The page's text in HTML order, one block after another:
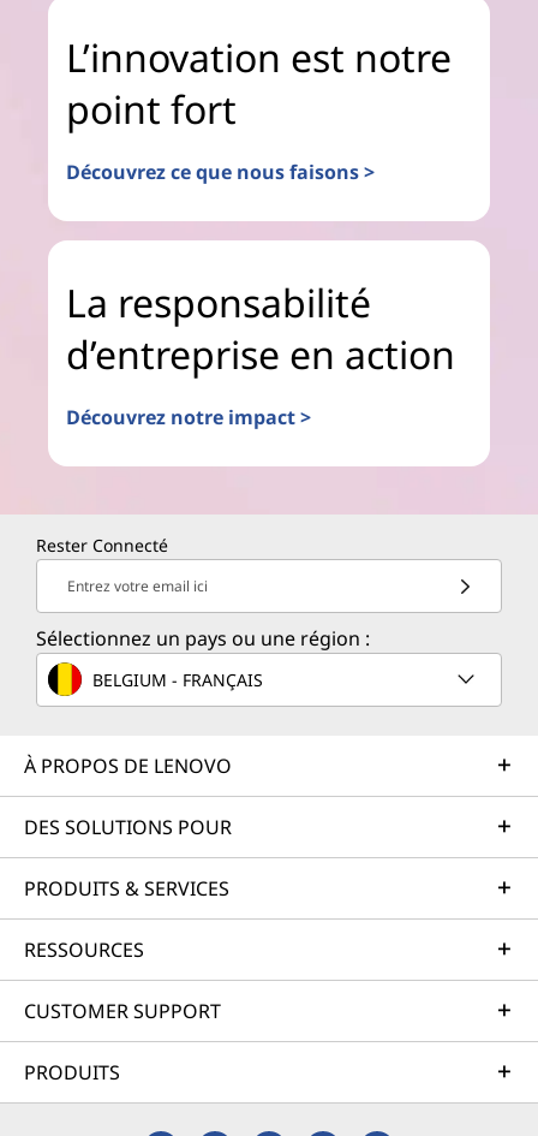
L’innovation est notre
point fort
Découvrez ce que nous faisons >
La responsabilité
d’entreprise en action
Découvrez notre impact >
Rester Connecté
Entrez votre email ici
Sélectionnez un pays ou une région :
BELGIUM - FRANÇAIS
À PROPOS DE LENOVO
DES SOLUTIONS POUR
PRODUITS & SERVICES
RESSOURCES
CUSTOMER SUPPORT
PRODUITS